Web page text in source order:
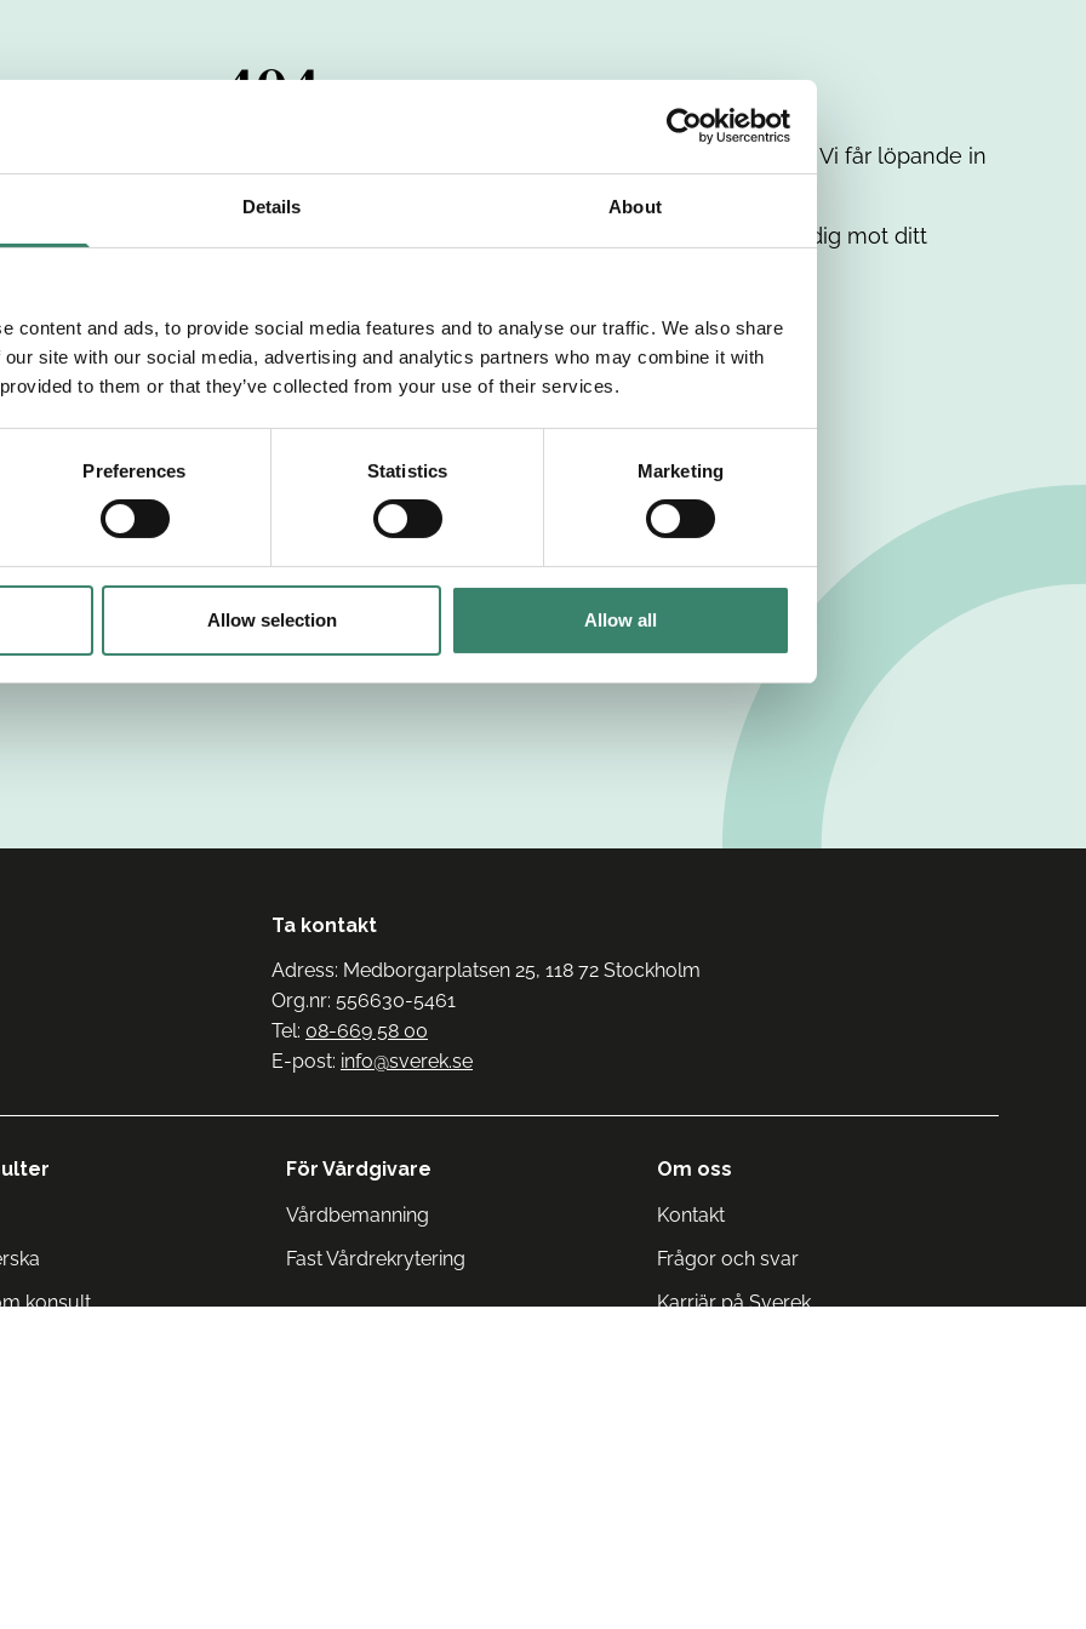
Details About
content and ads, to provide social media features and to analyse our traffic. We also share
site with our social media, advertising and analytics partners who may combine it with
to them or that they’ve collected from your use of their services.
Preferences Statistics Marketing
Allow selection Allow all
404
har passerats. Vi uppskattar verkligen ditt intresse. Misströsta inte. Vi får löpande in
dig med mer information om våra aktuella uppdrag. Tillsammans matchar vi dig mot ditt
Tillbaka till Sverek
Ta kontakt
Adress: Medborgarplatsen 25, 118 72 Stockholm
Org.nr: 556630-5461
Tel: 08-669 58 00
E-post: info@sverek.se
konsult
För Vårdgivare
Vårdbemanning
Fast Vårdrekrytering
Om oss
Kontakt
Frågor och svar
Karriär på Sverek